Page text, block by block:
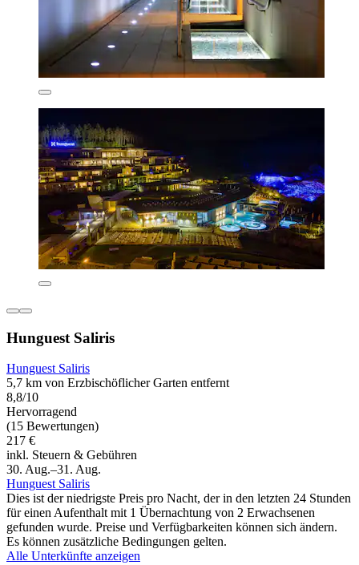
Hunguest Saliris
Hunguest Saliris
5,7 km von Erzbischöflicher Garten entfernt
8,8/10
Hervorragend
(15 Bewertungen)
217 €
inkl. Steuern & Gebühren
30. Aug.–31. Aug.
Hunguest Saliris
Dies ist der niedrigste Preis pro Nacht, der in den letzten 24 Stunden
für einen Aufenthalt mit 1 Übernachtung von 2 Erwachsenen
gefunden wurde. Preise und Verfügbarkeiten können sich ändern.
Es können zusätzliche Bedingungen gelten.
Alle Unterkünfte anzeigen